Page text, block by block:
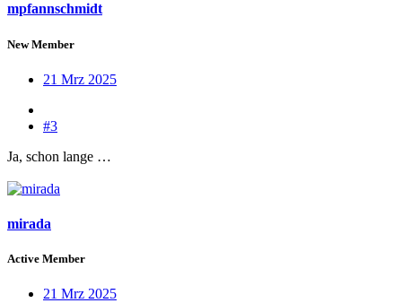
mpfannschmidt
New Member
21 Mrz 2025
#3
Ja, schon lange …
mirada
Active Member
21 Mrz 2025